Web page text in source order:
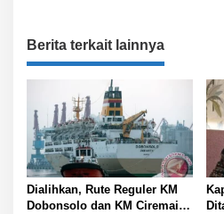
a
s
p
o
s
Berita terkait lainnya
Dialihkan, Rute Reguler KM
Dobonsolo dan KM Ciremai